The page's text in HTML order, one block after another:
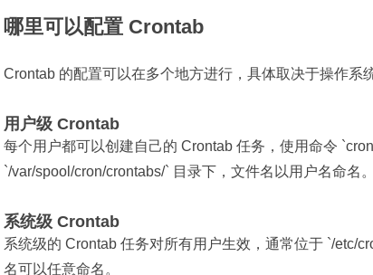
哪里可以配置 Crontab
Crontab 的配置可以在多个地方进行，具体取决于操作系
用户级 Crontab
每个用户都可以创建自己的 Crontab 任务，使用命令
`/var/spool/cron/crontabs/` 目录下，文件名以用户名命名。
系统级 Crontab
系统级的 Crontab 任务对所有用户生效，通常位于 `/etc/
名可以任意命名。